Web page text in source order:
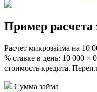
Пример расчета
Расчет микрозайма на 10
% ставке в день: 10 000 ×
стоимость кредита.
Сумма займа